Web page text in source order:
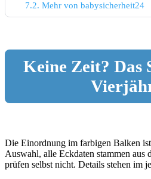
7.2. Mehr von babysicherheit24
Keine Zeit? Das
Die Einordnung im farbigen Balken
Auswahl, alle Eckdaten stammen aus
prüfen selbst nicht. Details stehen im